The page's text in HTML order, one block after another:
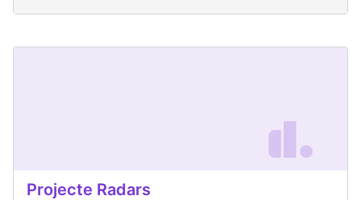
Projecte Radars